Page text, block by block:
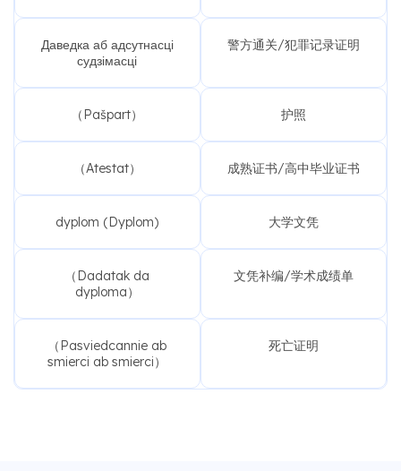
Даведка аб адсутнасці
судзімасці
警方通关/犯罪记录证明
（Pašpart） 护照
（Atestat） 成熟证书/高中毕业证书
dyplom (Dyplom) 大学文凭
（Dadatak da
dyploma）
文凭补编/学术成绩单
（Pasviedcannie ab
smierci ab smierci）
死亡证明